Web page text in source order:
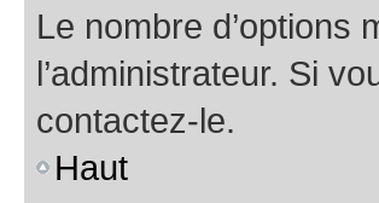
Le nombre d’options
l’administrateur. Si
contactez-le.
Haut